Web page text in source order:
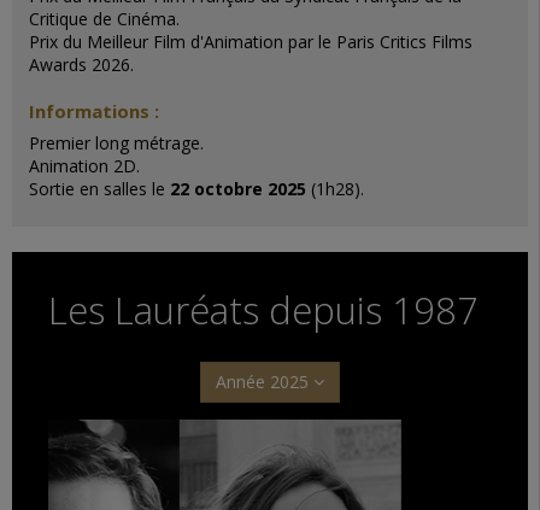
Critique de Cinéma.
Prix du Meilleur Film d'Animation par le Paris Critics Films
Awards 2026.
Informations :
Premier long métrage.
Animation 2D.
Sortie en salles le 22 octobre 2025 (1h28).
Les Lauréats depuis 1987
Année 2025